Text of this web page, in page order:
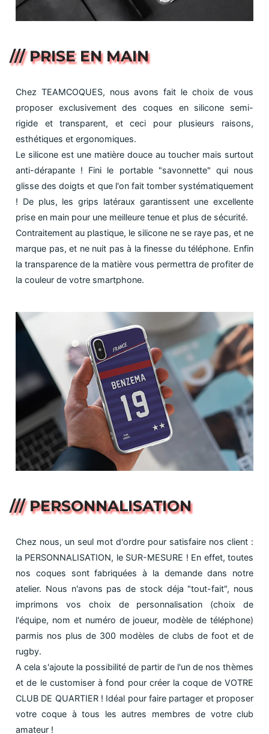
/// PRISE EN MAIN
Chez TEAMCOQUES, nous avons fait le choix de vous
proposer exclusivement des coques en silicone semi-
rigide et transparent, et ceci pour plusieurs raisons,
esthétiques et ergonomiques.
Le silicone est une matière douce au toucher mais surtout
anti-dérapante ! Fini le portable "savonnette" qui nous
glisse des doigts et que l'on fait tomber systématiquement
! De plus, les grips latéraux garantissent une excellente
prise en main pour une meilleure tenue et plus de sécurité.
Contraitement au plastique, le silicone ne se raye pas, et ne
marque pas, et ne nuit pas à la finesse du téléphone. Enfin
la transparence de la matière vous permettra de profiter de
la couleur de votre smartphone.
/// PERSONNALISATION
Chez nous, un seul mot d'ordre pour satisfaire nos client :
la PERSONNALISATION, le SUR-MESURE ! En effet, toutes
nos coques sont fabriquées à la demande dans notre
atelier. Nous n'avons pas de stock déja "tout-fait", nous
imprimons vos choix de personnalisation (choix de
l'équipe, nom et numéro de joueur, modèle de téléphone)
parmis nos plus de 300 modèles de clubs de foot et de
rugby.
A cela s'ajoute la possibilité de partir de l'un de nos thèmes
et de le customiser à fond pour créer la coque de VOTRE
CLUB DE QUARTIER ! Idéal pour faire partager et proposer
votre coque à tous les autres membres de votre club
amateur !